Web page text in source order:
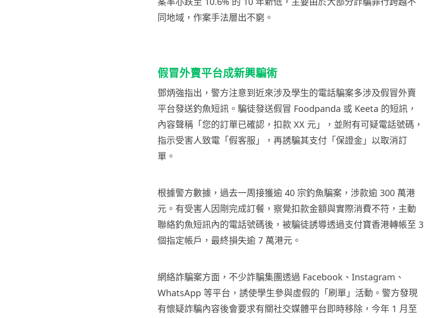
同地域，作案手法層出不窮。
假冒外賣平台成新興騙術
鄧炳強指出，警方注意到近來涉及學生的電話騙案多涉及假冒外賣
平台發送釣魚短訊。騙徒發送假冒 Foodpanda 或 Keeta 的短訊，
內容聲稱「您的訂單已確認，扣款 XX 元」，並附有可疑電話號碼，
指示受害人致電「假客服」，再誘騙其支付「保證金」以取消訂
單。
根據警方數據，過去一周接獲逾 40 宗釣魚騙案，涉款逾 300 萬港
元。有受害人因剛完成訂餐，察覺扣款金額與實際消費不符，主動
聯絡釣魚短訊內的電話號碼後，被騙徒誘導透過支付寶香港轉帳至 3
個指定帳戶，最終損失逾 7 萬港元。
網絡詐騙案方面，不少詐騙集團透過 Facebook、Instagram、
WhatsApp 等平台，誘使學生參與虛假的「刷單」活動。警方發現
有懷疑詐騙內容後會要求有關社交媒體平台即時移除，今年 1 月至